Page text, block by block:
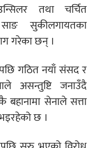
तथा चर्चित
सुकीलगायतका
गरेका छन् ।
गठित नयाँ संसद र
असन्तुष्टि जनाउँदै
बहानामा सेनाले सत्ता
छ ।